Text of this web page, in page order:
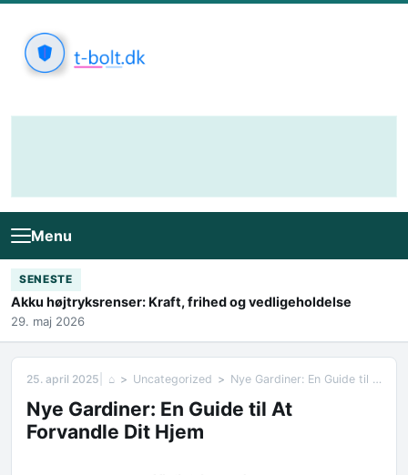
Menu
SENESTE
Akku højtryksrenser: Kraft, frihed og vedligeholdelse
29. maj 2026
25. april 2025 ⌂ Uncategorized Nye Gardiner: En Guide til At Forvandle Dit Hjem
Nye Gardiner: En Guide til At
Forvandle Dit Hjem